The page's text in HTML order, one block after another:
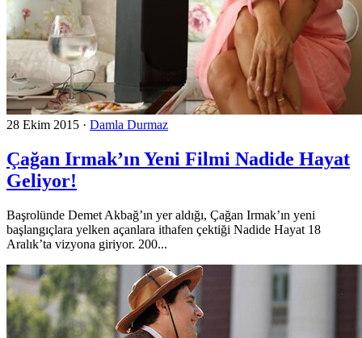
28 Ekim 2015 · Damla Durmaz
Çağan Irmak’ın Yeni Filmi Nadide Hayat
Geliyor!
Başrolünde Demet Akbağ’ın yer aldığı, Çağan Irmak’ın yeni
başlangıçlara yelken açanlara ithafen çektiği Nadide Hayat 18
Aralık’ta vizyona giriyor. 200...